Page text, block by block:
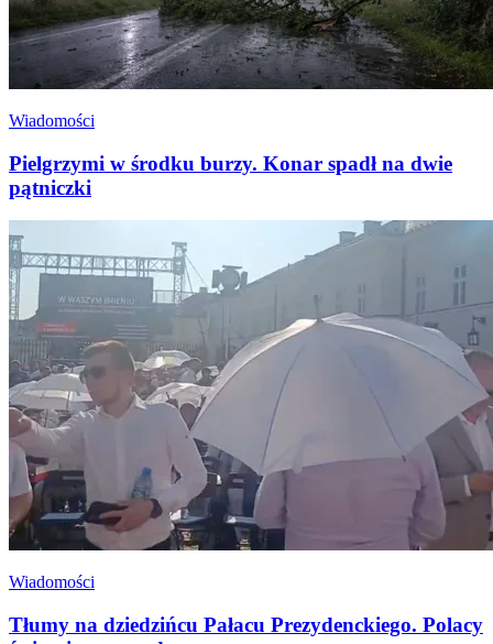
Wiadomości
Pielgrzymi w środku burzy. Konar spadł na dwie
pątniczki
Wiadomości
Tłumy na dziedzińcu Pałacu Prezydenckiego. Polacy